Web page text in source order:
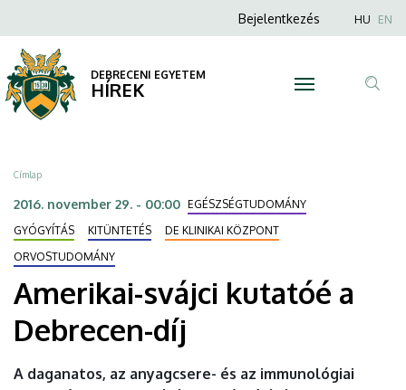
svájci
kutatóé
Debrecen-
díj
DEBRECENI
EGYETEM
a
tartalomra
Anonim
menüje
Bejelentkezés HU EN
DEBRECENI EGYETEM
HÍREK
Morzsa
Címlap
2016. november 29. - 00:00 EGÉSZSÉGTUDOMÁNY
GYÓGYÍTÁS
KITÜNTETÉS
DE KLINIKAI KÖZPONT
ORVOSTUDOMÁNY
Amerikai-svájci kutatóé a
Debrecen-díj
A daganatos, az anyagcsere- és az immunológiai